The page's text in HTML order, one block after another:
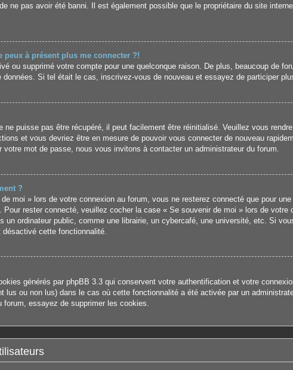
ne pas avoir été banni. Il est également possible que le propriétaire du site
peux à présent plus me connecter ?!
ou supprimé votre compte pour une quelconque raison. De plus, beaucoup de
Si tel était le cas, inscrivez-vous de nouveau et essayez de participer
puisse pas être récupéré, il peut facilement être réinitialisé. Veuillez vous
et vous devriez être en mesure de pouvoir vous connecter de nouveau
mot de passe, nous vous invitons à contacter un administrateur du forum.
?
moi » lors de votre connexion au forum, vous ne resterez connecté que pour une
Pour rester connecté, veuillez cocher la case « Se souvenir de moi » lors de votre
un ordinateur public, comme une librairie, un cybercafé, une université, etc. Si
désactivé cette fonctionnalité.
générés par phpBB 3.3 qui conservent votre authentification et votre
lus ou non lus) dans le cas où cette fonctionnalité a été activée par un
essayez de supprimer les cookies.